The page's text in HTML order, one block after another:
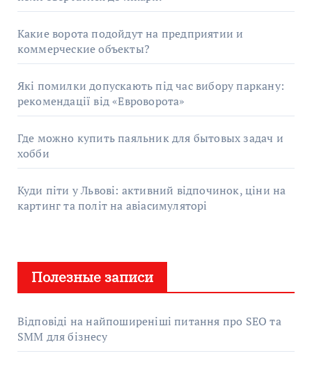
Какие ворота подойдут на предприятии и
коммерческие объекты?
Які помилки допускають під час вибору паркану:
рекомендації від «Евроворота»
Где можно купить паяльник для бытовых задач и
хобби
Куди піти у Львові: активний відпочинок, ціни на
картинг та політ на авіасимуляторі
Полезные записи
Відповіді на найпоширеніші питання про SEO та
SMM для бізнесу